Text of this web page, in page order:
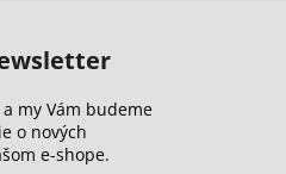
my Vám budeme
o nových
e-shope.